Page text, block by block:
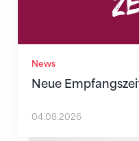
News
Neue
04.08.2026